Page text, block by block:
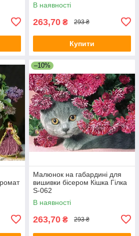
В наявності
263,70 ₴ 293 ₴
Купити
–10%
Малюнок на габардині для
вишивки бісером Кішка Гілка
S-062
В наявності
263,70 ₴ 293 ₴